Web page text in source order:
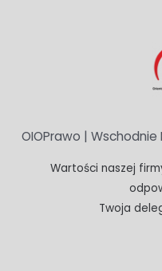
OIOPrawo |
Wartości naszej
Twoja